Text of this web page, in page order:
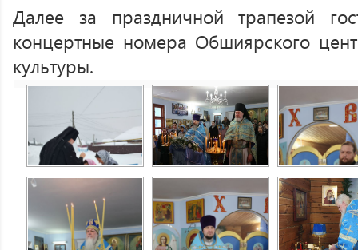
Далее за праздничной трапезой
концертные номера Обшиярского
культуры.